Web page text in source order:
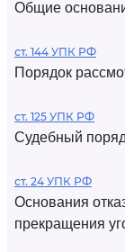
Общие
ст. 144 УПК РФ
Порядок
ст. 125 УПК РФ
Судебный
ст. 24 УПК РФ
Основания
прекращения